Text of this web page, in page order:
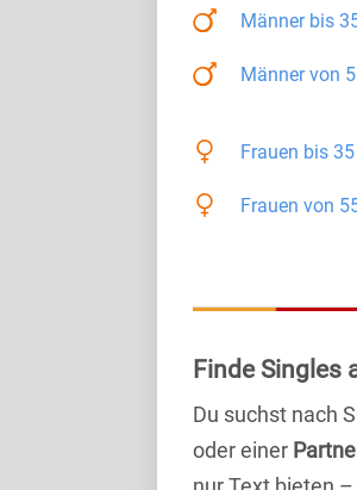
Männerbis
Männervon
Frauen bis 35
Frauen von
Finde Singles
Du suchst nach
oder einer